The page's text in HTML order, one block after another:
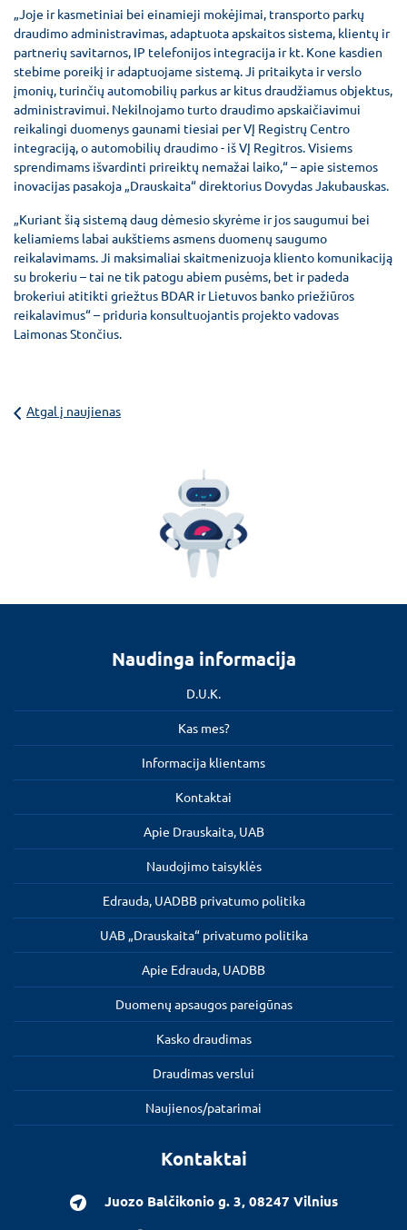
„Joje ir kasmetiniai bei einamieji mokėjimai, transporto parkų
draudimo administravimas, adaptuota apskaitos sistema, klientų ir
partnerių savitarnos, IP telefonijos integracija ir kt. Kone kasdien
stebime poreikį ir adaptuojame sistemą. Ji pritaikyta ir verslo
įmonių, turinčių automobilių parkus ar kitus draudžiamus objektus,
administravimui. Nekilnojamo turto draudimo apskaičiavimui
reikalingi duomenys gaunami tiesiai per VĮ Registrų Centro
integraciją, o automobilių draudimo - iš VĮ Regitros. Visiems
sprendimams išvardinti prireiktų nemažai laiko,“ – apie sistemos
inovacijas pasakoja „Drauskaita“ direktorius Dovydas Jakubauskas.
„Kuriant šią sistemą daug dėmesio skyrėme ir jos saugumui bei
keliamiems labai aukštiems asmens duomenų saugumo
reikalavimams. Ji maksimaliai skaitmenizuoja kliento komunikaciją
su brokeriu – tai ne tik patogu abiem pusėms, bet ir padeda
brokeriui atitikti griežtus BDAR ir Lietuvos banko priežiūros
reikalavimus“ – priduria konsultuojantis projekto vadovas
Laimonas Stončius.
Atgal į naujienas
Naudinga informacija
D.U.K.
Kas mes?
Informacija klientams
Kontaktai
Apie Drauskaita, UAB
Naudojimo taisyklės
Edrauda, UADBB privatumo politika
UAB „Drauskaita“ privatumo politika
Apie Edrauda, UADBB
Duomenų apsaugos pareigūnas
Kasko draudimas
Draudimas verslui
Naujienos/patarimai
Kontaktai
Juozo Balčikonio g. 3, 08247 Vilnius